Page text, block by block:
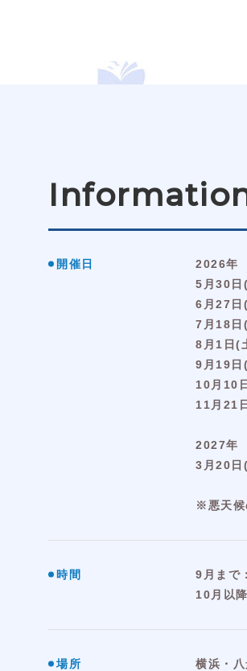
開催日
2026年
5月30日
6月27日
7月18日
8月1日(
9月19日
10月10
11月21
2027年
3月20日
※悪天候
時間
9月まで
10月以
場所 横浜・